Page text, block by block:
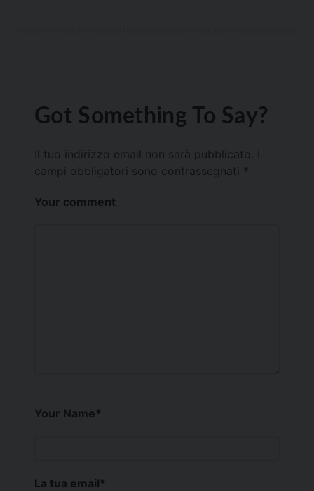
Got Something To Say?
Il tuo indirizzo email non sarà pubblicato.
campi obbligatori sono contrassegnati *
Your comment
Your Name*
La tua email*